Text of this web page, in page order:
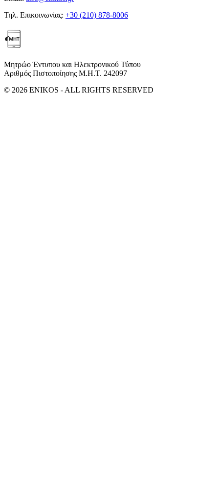
Τηλ. Επικοινωνίας: +30 (210) 878-8006
Μητρώο Έντυπου και Ηλεκτρονικού Τύπου
Αριθμός Πιστοποίησης Μ.Η.Τ. 242097
© 2026 ENIKOS - ALL RIGHTS RESERVED